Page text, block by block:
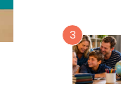
e
m
e
k
3